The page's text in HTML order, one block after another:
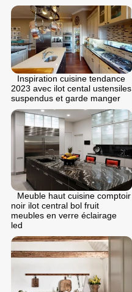
Inspiration cuisine tendance
2023 avec ilot cental ustensiles
suspendus et garde manger
Meuble haut cuisine comptoir
noir ilot central bol fruit
meubles en verre éclairage
led